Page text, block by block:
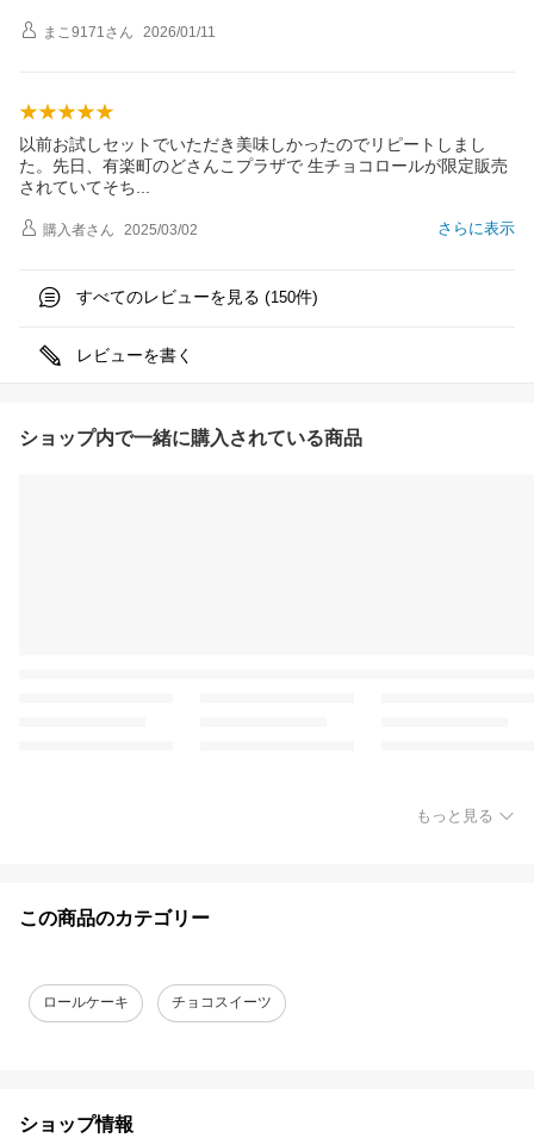
まこ9171さん 2026/01/11
以前お試しセットでいただき美味しかったのでリピートしまし
た。先日、有楽町のどさんこプラザで 生チョコロールが限定販売
されていてそち
さらに表示
購入者さん 2025/03/02
すべてのレビューを見る (150件)
レビューを書く
ショップ内で一緒に購入されている商品
もっと見る
この商品のカテゴリー
ロールケーキ チョコスイーツ
ショップ情報